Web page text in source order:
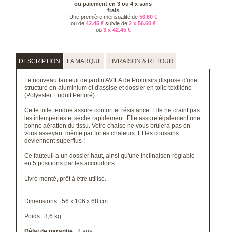
ou paiement en 3 ou 4 x sans
frais
Une première mensualité de 56.60 €
ou de 42.45 €suivie de 2 x 56.60 €
ou 3 x 42.45 €
DESCRIPTION LA MARQUE LIVRAISON & RETOUR
Le nouveau fauteuil de jardin AVILA de Proloisirs dispose d'une
structure en aluminium et d'assise et dossier en toile textilène
(Polyester Enduit Perforé).
Cette toile tendue assure confort et résistance. Elle ne craint pas
les intempéries et sèche rapidement. Elle assure également une
bonne aération du tissu. Votre chaise ne vous brûlera pas en
vous asseyant même par fortes chaleurs. Et les coussins
deviennent superflus !
Ce fauteuil a un dossier haut, ainsi qu'une inclinaison réglable
en 5 positions par les accoudoirs.
Livré monté, prêt à être utilisé.
Dimensions : 56 x 106 x 68 cm
Poids : 3,6 kg.